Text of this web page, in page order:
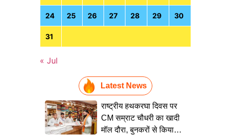
24 25 26 27 28 29 30
31
« Jul
Latest News
राष्ट्रीय हथकरघा दिवस पर
CM सम्राट चौधरी का खादी
मॉल दौरा, बुनकरों से किया